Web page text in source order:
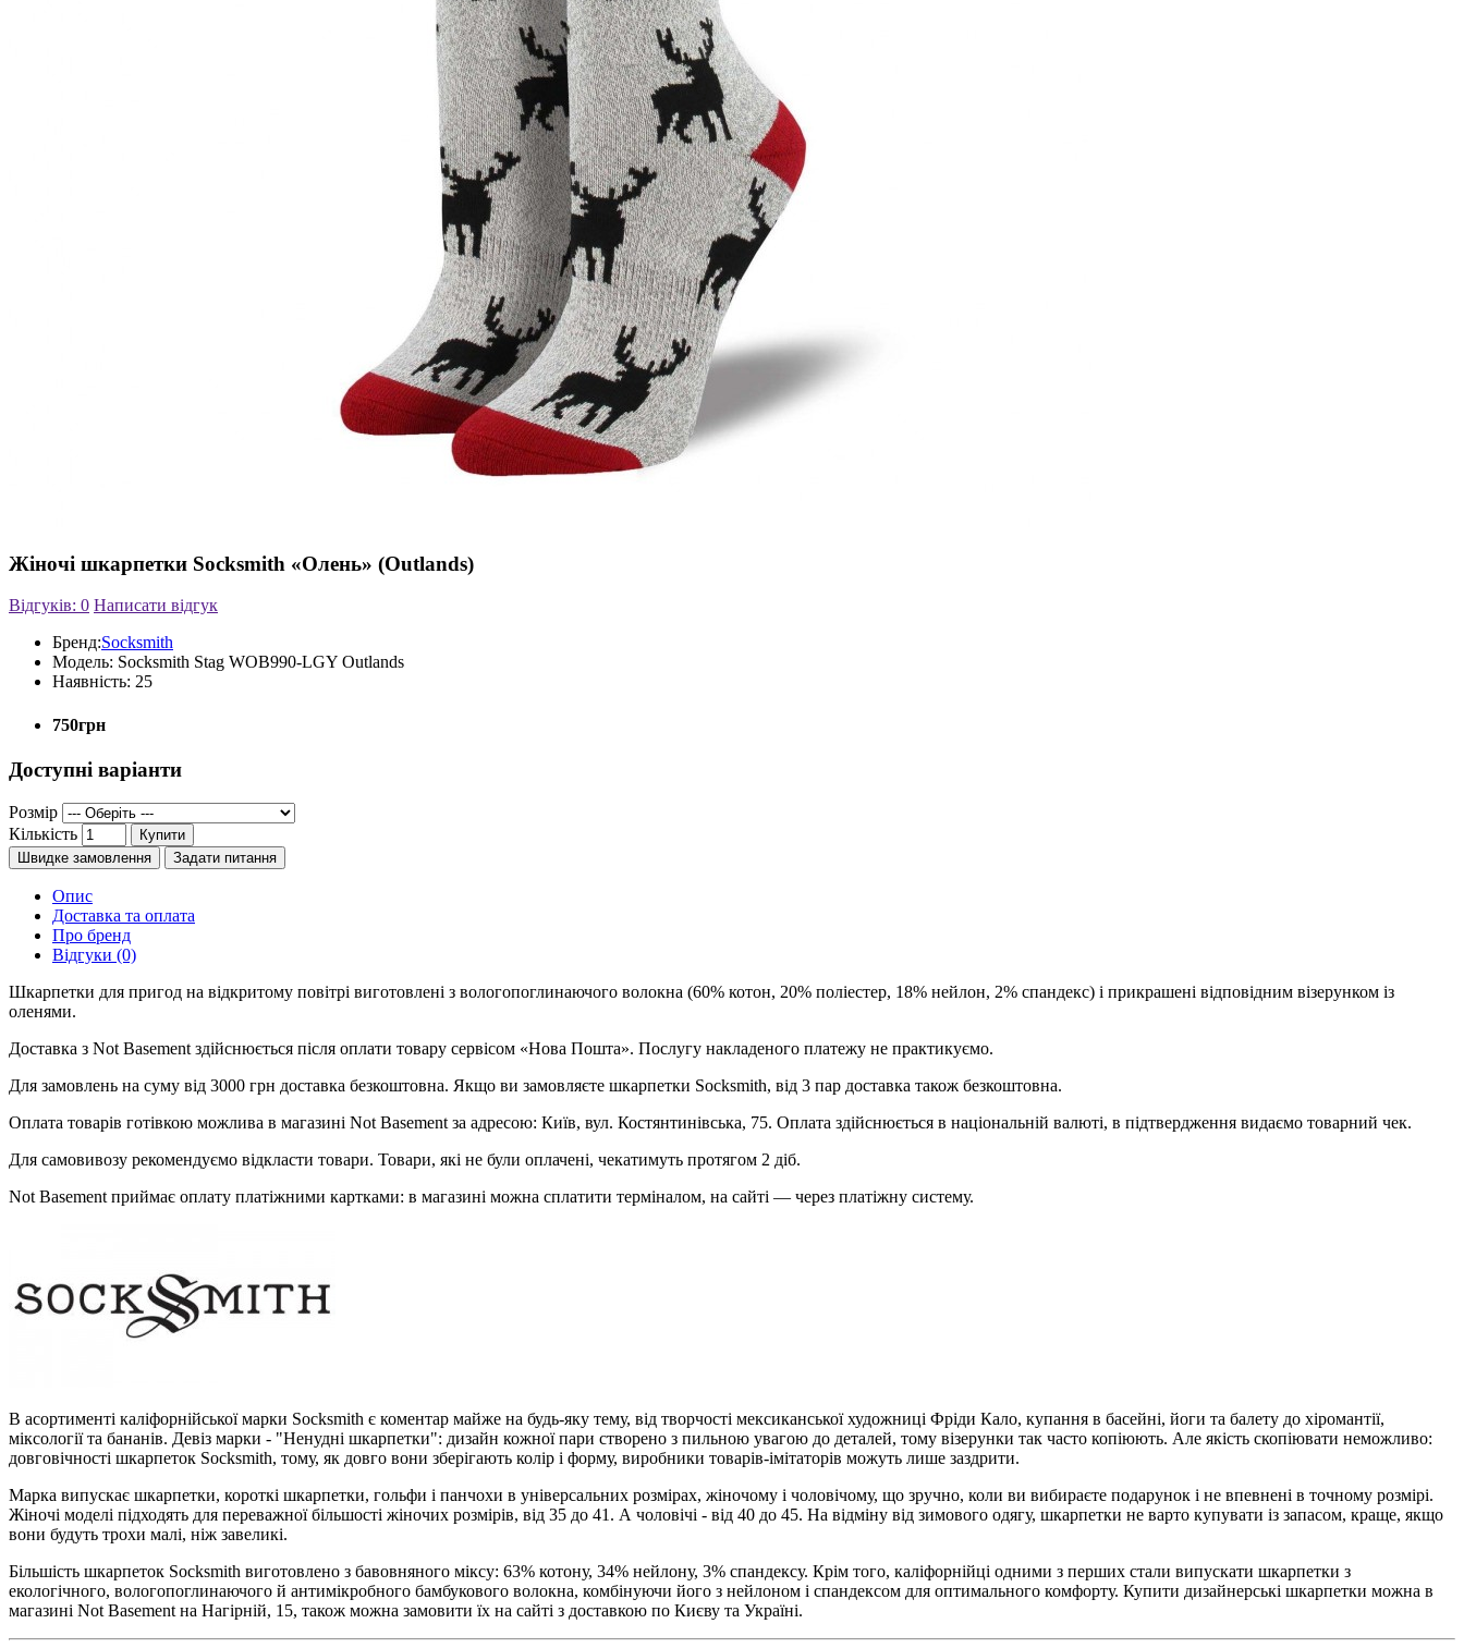
Жіночі шкарпетки Socksmith «Олень» (Outlands)
Відгуків: 0 Написати відгук
Бренд:Socksmith
Модель: Socksmith Stag WOB990-LGY Outlands
Наявність: 25
750грн
Доступні варіанти
Розмір
Кількість
Купити
Швидке замовлення
Задати питання
Опис
Доставка та оплата
Про бренд
Відгуки (0)
Шкарпетки для пригод на відкритому повітрі виготовлені з вологопоглинаючого волокна (60% котон, 20% поліестер, 18% нейлон, 2% спандекс) і прикрашені відповідним візерунком із
оленями.
Доставка з Not Basement здійснюється після оплати товару сервісом «Нова Пошта». Послугу накладеного платежу не практикуємо.
Для замовлень на суму від 3000 грн доставка безкоштовна. Якщо ви замовляєте шкарпетки Socksmith, від 3 пар доставка також безкоштовна.
Оплата товарів готівкою можлива в магазині Not Basement за адресою: Київ, вул. Костянтинівська, 75. Оплата здійснюється в національній валюті, в підтвердження видаємо товарний чек.
Для самовивозу рекомендуємо відкласти товари. Товари, які не були оплачені, чекатимуть протягом 2 діб.
Not Basement приймає оплату платіжними картками: в магазині можна сплатити терміналом, на сайті — через платіжну систему.
В асортименті каліфорнійської марки Socksmith є коментар майже на будь-яку тему, від творчості мексиканської художниці Фріди Кало, купання в басейні, йоги та балету до хіромантії,
міксології та бананів. Девіз марки - "Ненудні шкарпетки": дизайн кожної пари створено з пильною увагою до деталей, тому візерунки так часто копіюють. Але якість скопіювати неможливо:
довговічності шкарпеток Socksmith, тому, як довго вони зберігають колір і форму, виробники товарів-імітаторів можуть лише заздрити.
Марка випускає шкарпетки, короткі шкарпетки, гольфи і панчохи в універсальних розмірах, жіночому і чоловічому, що зручно, коли ви вибираєте подарунок і не впевнені в точному розмірі.
Жіночі моделі підходять для переважної більшості жіночих розмірів, від 35 до 41. А чоловічі - від 40 до 45. На відміну від зимового одягу, шкарпетки не варто купувати із запасом, краще, якщо
вони будуть трохи малі, ніж завеликі.
Більшість шкарпеток Socksmith виготовлено з бавовняного міксу: 63% котону, 34% нейлону, 3% спандексу. Крім того, каліфорнійці одними з перших стали випускати шкарпетки з
екологічного, вологопоглинаючого й антимікробного бамбукового волокна, комбінуючи його з нейлоном і спандексом для оптимального комфорту. Купити дизайнерські шкарпетки можна в
магазині Not Basement на Нагірній, 15, також можна замовити їх на сайті з доставкою по Києву та Україні.